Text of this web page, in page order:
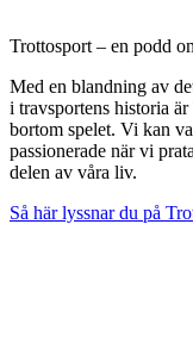
Trottosport – en podd
Med en blandning av
i travsportens historia
bortom spelet. Vi kan
passionerade när vi
delen av våra liv.
Så här lyssnar du på